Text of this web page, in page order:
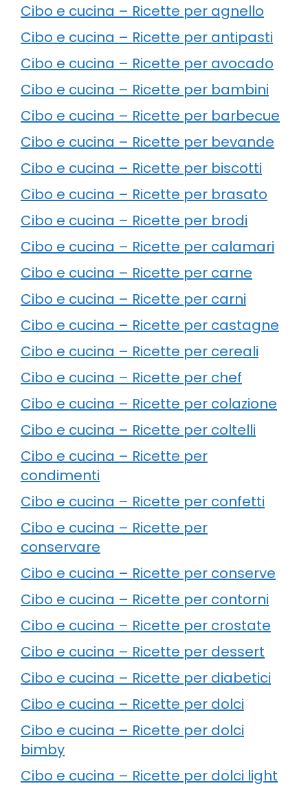
Cibo e cucina – Ricette per agnello
Cibo e cucina – Ricette per antipasti
Cibo e cucina – Ricette per avocado
Cibo e cucina – Ricette per bambini
Cibo e cucina – Ricette per barbecue
Cibo e cucina – Ricette per bevande
Cibo e cucina – Ricette per biscotti
Cibo e cucina – Ricette per brasato
Cibo e cucina – Ricette per brodi
Cibo e cucina – Ricette per calamari
Cibo e cucina – Ricette per carne
Cibo e cucina – Ricette per carni
Cibo e cucina – Ricette per castagne
Cibo e cucina – Ricette per cereali
Cibo e cucina – Ricette per chef
Cibo e cucina – Ricette per colazione
Cibo e cucina – Ricette per coltelli
Cibo e cucina – Ricette per
condimenti
Cibo e cucina – Ricette per confetti
Cibo e cucina – Ricette per
conservare
Cibo e cucina – Ricette per conserve
Cibo e cucina – Ricette per contorni
Cibo e cucina – Ricette per crostate
Cibo e cucina – Ricette per dessert
Cibo e cucina – Ricette per diabetici
Cibo e cucina – Ricette per dolci
Cibo e cucina – Ricette per dolci
bimby
Cibo e cucina – Ricette per dolci light